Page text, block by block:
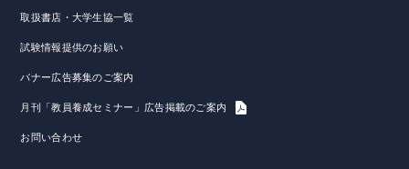
取扱書店・大学生協一覧
試験情報提供のお願い
バナー広告募集のご案内
月刊「教員養成セミナー」広告掲載のご案内
お問い合わせ